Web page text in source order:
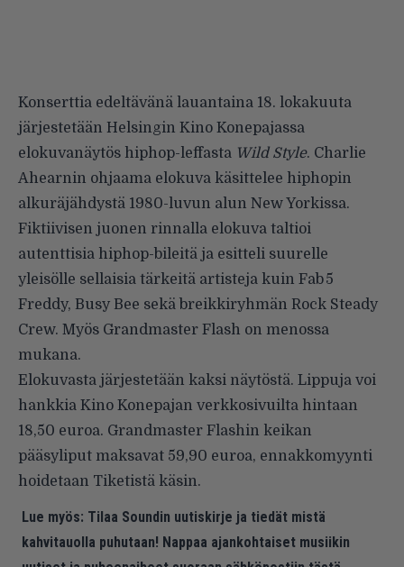
Konserttia edeltävänä lauantaina 18. lokakuuta
järjestetään Helsingin Kino Konepajassa
elokuvanäytös hiphop-leffasta Wild Style. Charlie
Ahearnin ohjaama elokuva käsittelee hiphopin
alkuräjähdystä 1980-luvun alun New Yorkissa.
Fiktiivisen juonen rinnalla elokuva taltioi
autenttisia hiphop-bileitä ja esitteli suurelle
yleisölle sellaisia tärkeitä artisteja kuin Fab 5
Freddy, Busy Bee sekä breikkiryhmän Rock Steady
Crew. Myös Grandmaster Flash on menossa
mukana.
Elokuvasta järjestetään kaksi näytöstä. Lippuja voi
hankkia Kino Konepajan verkkosivuilta hintaan
18,50 euroa. Grandmaster Flashin keikan
pääsyliput maksavat 59,90 euroa, ennakkomyynti
hoidetaan Tiketistä käsin.
Lue myös: Tilaa Soundin uutiskirje ja tiedät mistä
kahvitauolla puhutaan! Nappaa ajankohtaiset musiikin